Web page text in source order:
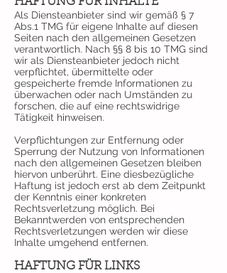
Als Diensteanbieter sind wir gemäß § 7
Abs.1 TMG für eigene Inhalte auf diesen
Seiten nach den allgemeinen Gesetzen
verantwortlich. Nach §§ 8 bis 10 TMG sind
wir als Diensteanbieter jedoch nicht
verpflichtet, übermittelte oder
gespeicherte fremde Informationen zu
überwachen oder nach Umständen zu
forschen, die auf eine rechtswidrige
Tätigkeit hinweisen.
Verpflichtungen zur Entfernung oder
Sperrung der Nutzung von Informationen
nach den allgemeinen Gesetzen bleiben
hiervon unberührt. Eine diesbezügliche
Haftung ist jedoch erst ab dem Zeitpunkt
der Kenntnis einer konkreten
Rechtsverletzung möglich. Bei
Bekanntwerden von entsprechenden
Rechtsverletzungen werden wir diese
Inhalte umgehend entfernen.
HAFTUNG FÜR LINKS